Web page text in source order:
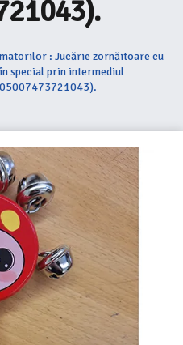
: Jucărie zornăitoare cu
special prin intermediul